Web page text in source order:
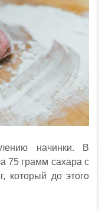
начинки. В
75 грамм сахара с
который до этого